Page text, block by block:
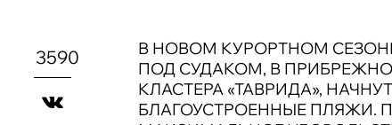
3590
В НОВОМ КУРОРТНОМ
ПОД СУДАКОМ, В
КЛАСТЕРА «ТАВРИДА»,
БЛАГОУСТРОЕННЫЕ ПЛЯЖИ.